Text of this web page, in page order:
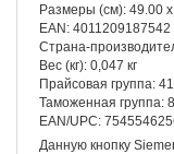
Размеры (см): 49.00
EAN: 4011209187542
Страна-
Вес (кг): 0,047 кг
Прайсовая группа:
Таможенная группа:
EAN/UPC:
Данную кнопку